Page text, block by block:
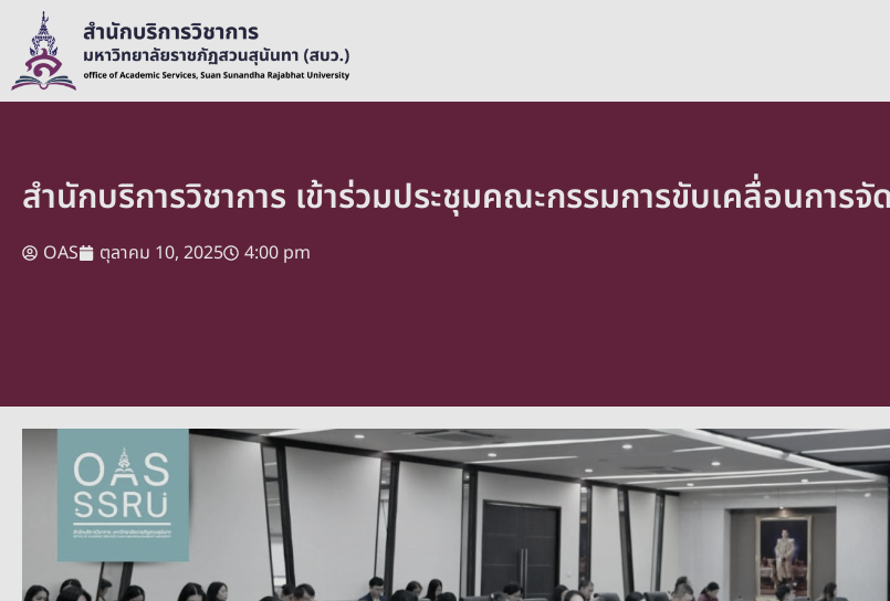
สำนักบริการวิชาการ เข้าร่วมประชุมคณะกรรมการขับเคลื่อนการ
OAS ตุลาคม 10, 2025 4:00 pm